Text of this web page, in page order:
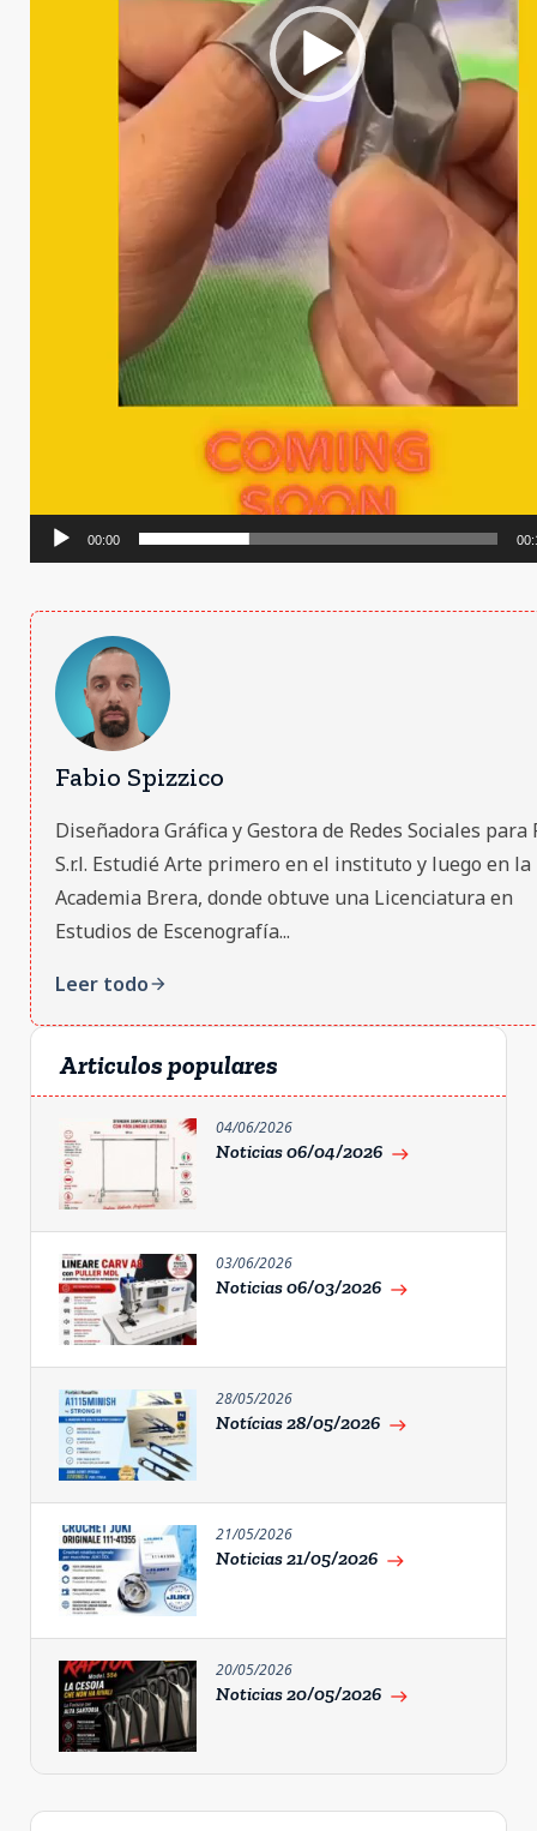
00:00
Fabio Spizzico
Diseñadora Gráfica y Gestora de Redes Sociales para
S.r.l. Estudié Arte primero en el instituto y luego en la
Academia Brera, donde obtuve una Licenciatura en
Estudios de Escenografía...
Leer todoarrow_forward
Articulos populares
04/06/2026
Noticias 06/04/2026 east
03/06/2026
Noticias 06/03/2026 east
28/05/2026
Notícias 28/05/2026 east
21/05/2026
Noticias 21/05/2026 east
20/05/2026
Noticias 20/05/2026 east